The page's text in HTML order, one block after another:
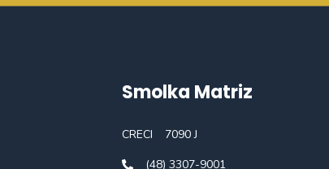
Smolka Matriz
CRECI
7090 J
(48) 3307-9001